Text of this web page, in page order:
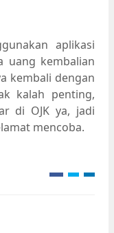
aplikasi
uang kembalian
kembali dengan
kalah penting,
di OJK ya, jadi
mencoba.